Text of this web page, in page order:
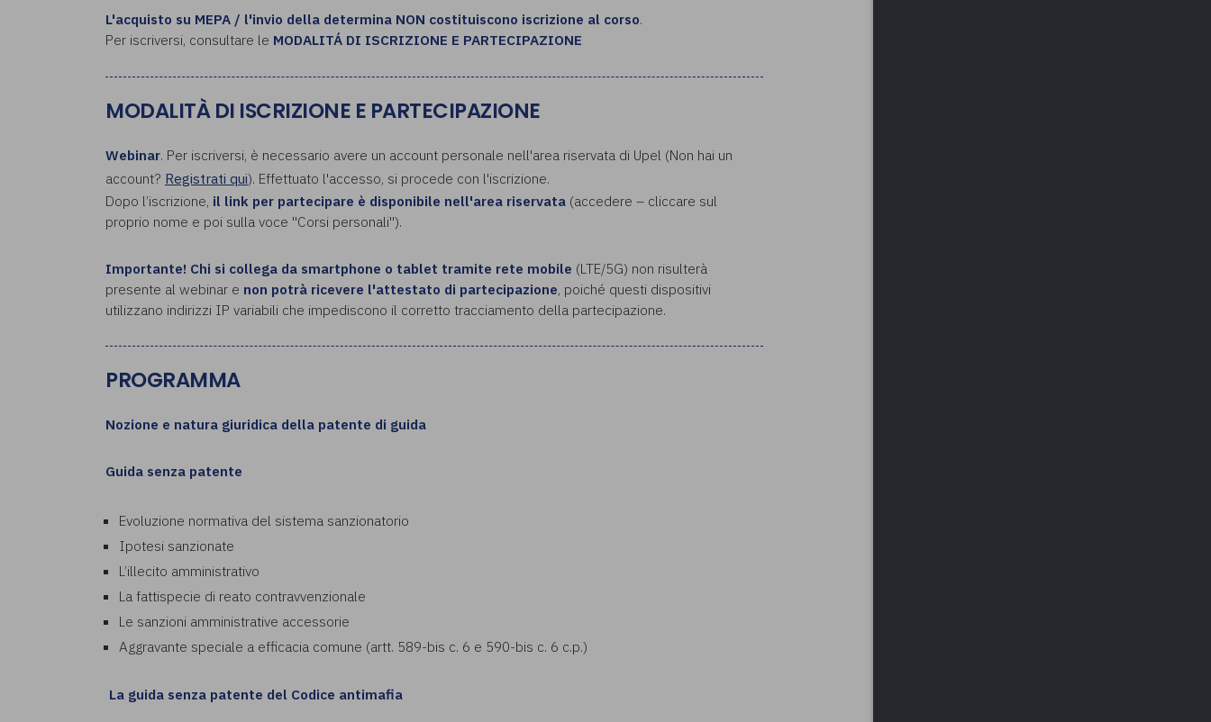
L'acquisto su MEPA / l'invio della determina NON costituiscono iscrizione al corso.
Per iscriversi, consultare le MODALITÁ DI ISCRIZIONE E PARTECIPAZIONE
MODALITÀ DI ISCRIZIONE E PARTECIPAZIONE
Webinar. Per iscriversi, è necessario avere un account personale nell'area riservata di Upel (Non hai un
account? Registrati qui). Effettuato l'accesso, si procede con l'iscrizione.
Dopo l’iscrizione, il link per partecipare è disponibile nell'area riservata (accedere – cliccare sul
proprio nome e poi sulla voce "Corsi personali").
Importante! Chi si collega da smartphone o tablet tramite rete mobile (LTE/5G) non risulterà
presente al webinar e non potrà ricevere l'attestato di partecipazione, poiché questi dispositivi
utilizzano indirizzi IP variabili che impediscono il corretto tracciamento della partecipazione.
PROGRAMMA
Nozione e natura giuridica della patente di guida
Guida senza patente
Evoluzione normativa del sistema sanzionatorio
Ipotesi sanzionate
L’illecito amministrativo
La fattispecie di reato contravvenzionale
Le sanzioni amministrative accessorie
Aggravante speciale a efficacia comune (artt. 589-bis c. 6 e 590-bis c. 6 c.p.)
La guida senza patente del Codice antimafia